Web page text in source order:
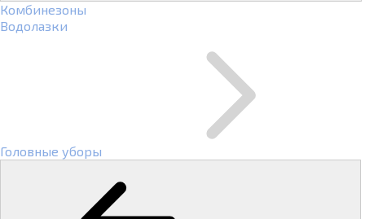
Комбинезоны
Водолазки
Головные уборы